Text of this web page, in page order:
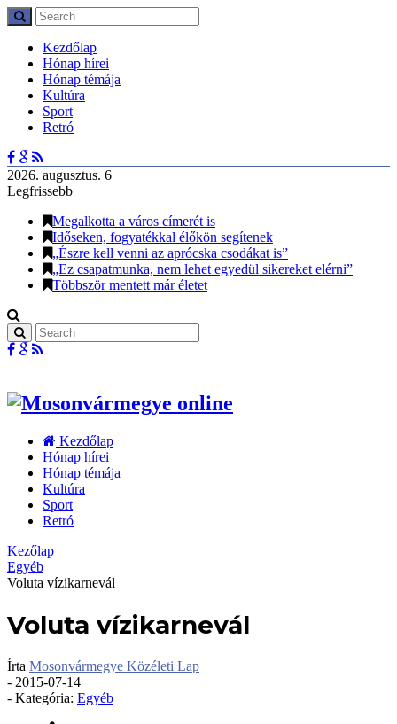
Kezdőlap
Hónap hírei
Hónap témája
Kultúra
Sport
Retró
2026. augusztus. 6
Legfrissebb
Megalkotta a város címerét is
Időseken, fogyatékkal élőkön segítenek
„Észre kell venni az aprócska csodákat is”
„Ez csapatmunka, nem lehet egyedül sikereket elérni”
Többször mentett már életet
Kezdőlap
Hónap hírei
Hónap témája
Kultúra
Sport
Retró
Kezőlap
Egyéb
Voluta vízikarnevál
Voluta vízikarnevál
Írta Mosonvármegye Közéleti Lap
- 2015-07-14
- Kategória: Egyéb